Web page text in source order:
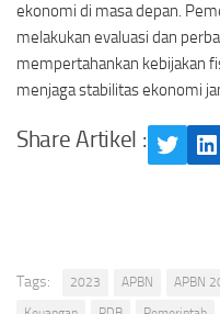
ekonomi di masa depan.
melakukan evaluasi dan
mempertahankan kebijakan
menjaga stabilitas ekonomi
Share Artikel :
Twitter
Tags: 2023 APBN APBN